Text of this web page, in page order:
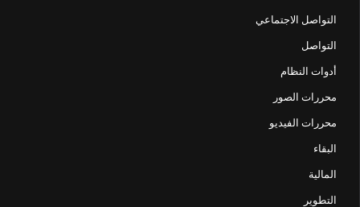
التواصل الاجتماعي
التواصل
أدوات النظام
محررات الصور
محررات الفيديو
البقاء
المالية
التطوير